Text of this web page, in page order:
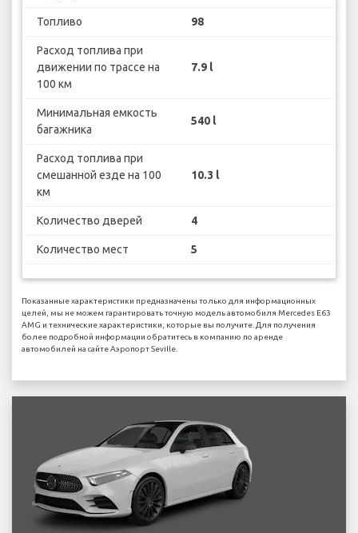
Топливо 98
Расход топлива при
движении по трассе на
100 км
7.9 l
Минимальная емкость
багажника
540 l
Расход топлива при
смешанной езде на 100
км
10.3 l
Количество дверей 4
Количество мест 5
Показанные характеристики предназначены только для информационных
целей, мы не можем гарантировать точную модель автомобиля Mercedes E63
AMG и технические характеристики, которые вы получите. Для получения
более подробной информации обратитесь в компанию по аренде
автомобилей на сайте Аэропорт Seville.